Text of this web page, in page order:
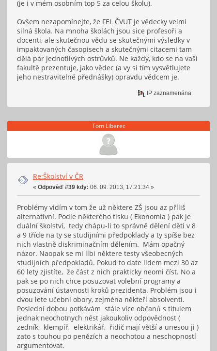
(je i v mém osobním top 5 za celou školu).
Ovšem nezapomínejte, že FEL ČVUT je vědecky velmi
silná škola. Na mnoha školách jsou sice profesoři a
docenti, ale skutečnou vědu se skutečnými výsledky v
impaktovaných časopisech a skutečnými citacemi tam
dělá pár jednotlivých ostrůvků. Ne každý, kdo se na vaší
fakultě prezentuje, jako vědec (a vy si tím vysvětlujete
jeho nestravitelné přednášky) opravdu vědcem je.
IP zaznamenána
Tom Liberec
Re:Školství v ČR
« Odpověď #39 kdy: 06. 09. 2013, 17:21:34 »
Problémy vidím v tom že už některe ZŠ jsou az příliš
alternativní. Podle některého tisku ( Ekonomia ) pak je
duální školství, tedy chápu-li to správně dělení děti v 8
a 9 tříde na ty se studijními předpoklady a ty spíše bez
nich vlastně diskriminačním dělením. Mám opačný
názor. Naopak se mi líbi některe testy všeobecných
studijních předpokladů. Pokud to date lidem mezi 30 az
60 lety zjistíte, že část z nich prakticky neomi číst. No a
pak se po nich chce posuzovat volební programy a
posuzování ústavnosti kroků prezidenta. Problém jsou i
dvou lete učební obory, zejména někteří absolventi.
Poslední dobou potkávám stále více občanů s titulem
jednak neochotnych nést jakoukoliv odpovědnost (
zedník, klempíř, elektrikář, řidič mají větší a unesou ji )
zato s touhou po penězích a neochotou a neschopností
argumentovat.